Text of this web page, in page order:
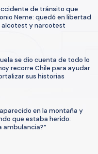
de tránsito que
Neme: quedó en libertad
alcotest y narcotest
se dio cuenta de todo lo
recorre Chile para ayudar
sus historias
en la montaña y
que estaba herido:
ambulancia?”